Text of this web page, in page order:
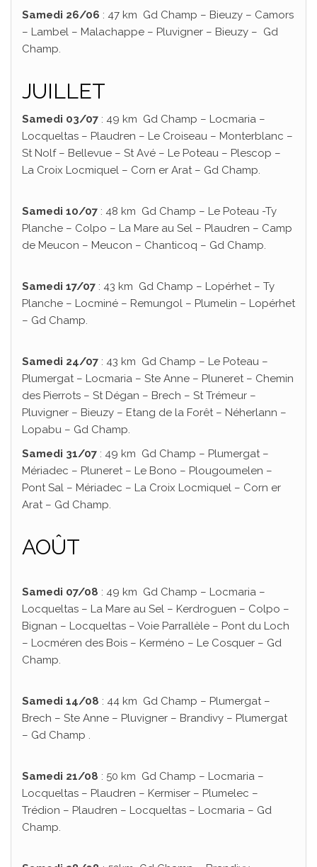
Samedi 26/06 : 47 km Gd Champ – Bieuzy – Camors
– Lambel – Malachappe – Pluvigner – Bieuzy – Gd
Champ.
JUILLET
Samedi 03/07 : 49 km Gd Champ – Locmaria –
Locqueltas – Plaudren – Le Croiseau – Monterblanc –
St Nolf – Bellevue – St Avé – Le Poteau – Plescop –
La Croix Locmiquel – Corn er Arat – Gd Champ.
Samedi 10/07 : 48 km Gd Champ – Le Poteau -Ty
Planche – Colpo – La Mare au Sel – Plaudren – Camp
de Meucon – Meucon – Chanticoq – Gd Champ.
Samedi 17/07 : 43 km Gd Champ – Lopérhet – Ty
Planche – Locminé – Remungol – Plumelin – Lopérhet
– Gd Champ.
Samedi 24/07 : 43 km Gd Champ – Le Poteau –
Plumergat – Locmaria – Ste Anne – Pluneret – Chemin
des Pierrots – St Dégan – Brech – St Trémeur –
Pluvigner – Bieuzy – Etang de la Forêt – Néherlann –
Lopabu – Gd Champ.
Samedi 31/07 : 49 km Gd Champ – Plumergat –
Mériadec – Pluneret – Le Bono – Plougoumelen –
Pont Sal – Mériadec – La Croix Locmiquel – Corn er
Arat – Gd Champ.
AOÛT
Samedi 07/08 : 49 km Gd Champ – Locmaria –
Locqueltas – La Mare au Sel – Kerdroguen – Colpo –
Bignan – Locqueltas – Voie Parrallèle – Pont du Loch
– Locméren des Bois – Kerméno – Le Cosquer – Gd
Champ.
Samedi 14/08 : 44 km Gd Champ – Plumergat –
Brech – Ste Anne – Pluvigner – Brandivy – Plumergat
– Gd Champ .
Samedi 21/08 : 50 km Gd Champ – Locmaria –
Locqueltas – Plaudren – Kermiser – Plumelec –
Trédion – Plaudren – Locqueltas – Locmaria – Gd
Champ.